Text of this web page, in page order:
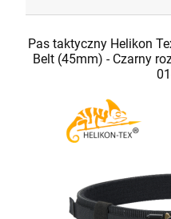
Pas taktyczny Helikon
Belt (45mm) - Czarny